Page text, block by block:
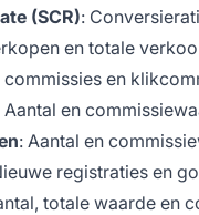
(SCR):
en totale
commissies en
Aantal en
: Aantal en
registraties en
totale waarde en